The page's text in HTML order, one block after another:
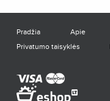
Pradžia Apie
Privatumo taisyklės